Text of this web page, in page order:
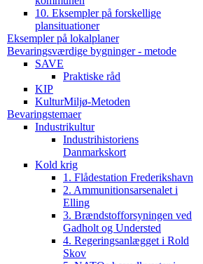
10. Eksempler på forskellige
plansituationer
Eksempler på lokalplaner
Bevaringsværdige bygninger - metode
SAVE
Praktiske råd
KIP
KulturMiljø-Metoden
Bevaringstemaer
Industrikultur
Industrihistoriens
Danmarkskort
Kold krig
1. Flådestation Frederikshavn
2. Ammunitionsarsenalet i
Elling
3. Brændstofforsyningen ved
Gadholt og Understed
4. Regeringsanlægget i Rold
Skov